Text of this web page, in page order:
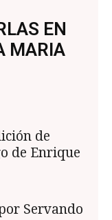
EN
MARIA
de
de Enrique
Servando